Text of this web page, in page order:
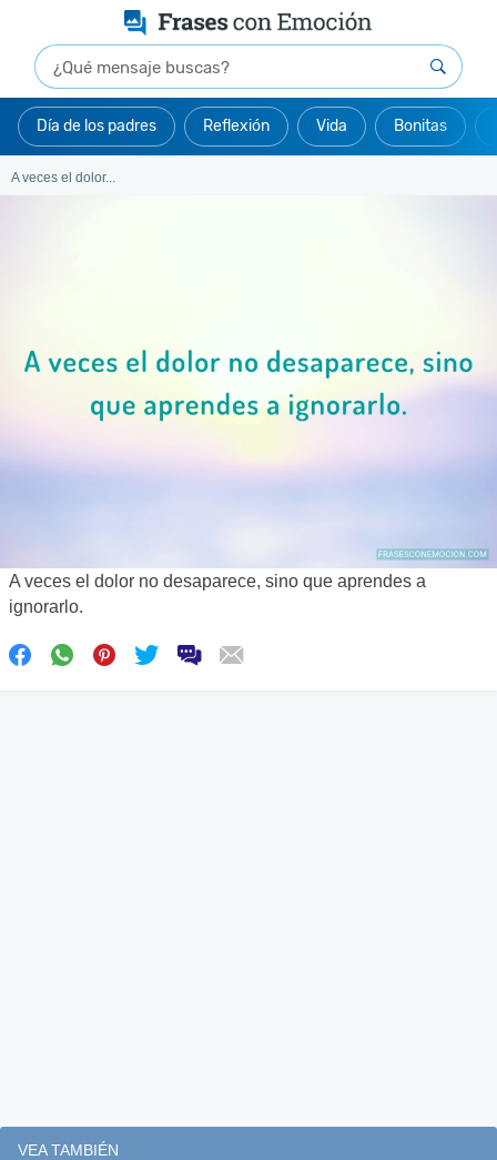
Día de los padres Reflexión Vida Bonitas
A veces el dolor...
A veces el dolor no desaparece, sino que aprendes a
ignorarlo.
VEA TAMBIÉN